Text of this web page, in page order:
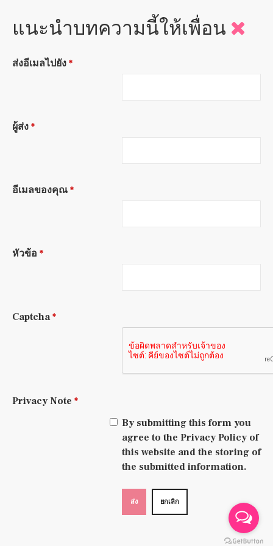
แนะนำบทความนี้ให้เพื่อน
ส่งอีเมลไปยัง *
ผู้ส่ง *
อีเมลของคุณ *
หัวข้อ *
Captcha*
Privacy Note *
By submitting this form you
agree to the Privacy Policy of
this website and the storing of
the submitted information.
ส่ง ยกเลิก